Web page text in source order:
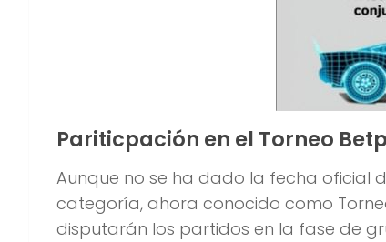
Pariticpación en el Torneo
Aunque no se ha dado la fecha oficial
categoría, ahora conocido como
disputarán los partidos en la fase de